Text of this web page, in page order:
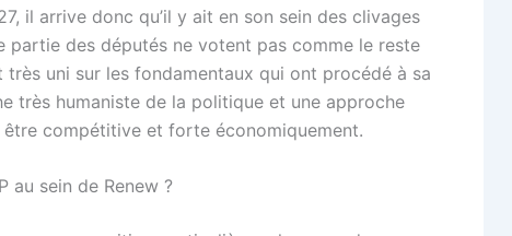
il arrive donc qu’il y ait en son sein des clivages
partie des députés ne votent pas comme le reste
uni sur les fondamentaux qui ont procédé à sa
très humaniste de la politique et une approche
être compétitive et forte économiquement.
au sein de Renew ?